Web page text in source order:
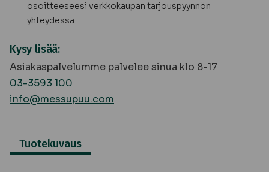
osoitteeseesi verkkokaupan tarjouspyynnön
yhteydessä.
Kysy lisää:
Asiakaspalvelumme palvelee sinua klo 8-17
03-3593 100
info@messupuu.com
Tuotekuvaus